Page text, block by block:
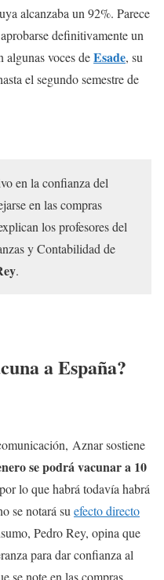
alcanzaba un 92%. Parece
definitivamente un
algunas voces deEsade, su
el segundo semestre de
en la confianza del
en las compras
los profesores del
y Contabilidad de
.
a España?
Aznar sostiene
se podrá vacunar a 10
lo que habrá todavía habrá
se notará su efecto directo
Pedro Rey, opina que
para dar confianza al
se note en las compras